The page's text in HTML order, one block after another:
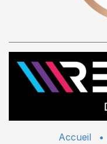
Accueil •